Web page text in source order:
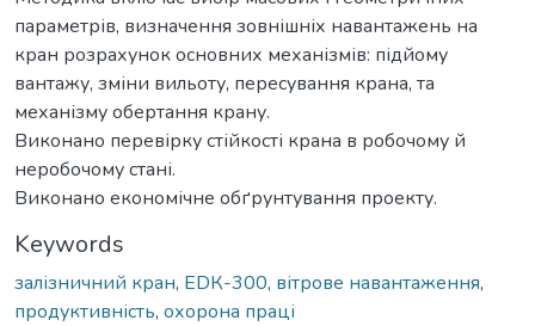
параметрів, визначення зовнішніх навантажень на
кран розрахунок основних механізмів: підйому
вантажу, зміни вильоту, пересування крана, та
механізму обертання крану.
Виконано перевірку стійкості крана в робочому й
неробочому стані.
Виконано економічне обґрунтування проекту.
Keywords
залізничний кран, ЕDК-300, вітрове навантаження,
продуктивність, охорона праці